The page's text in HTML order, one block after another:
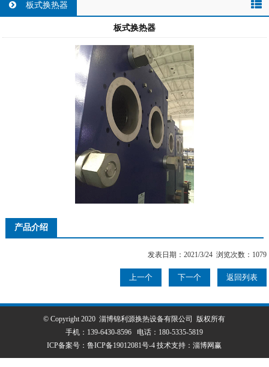
板式换热器
板式换热器
产品介绍
发表日期：2021/3/24 浏览次数：1079
上一个 下一个 返回列表
© Copyright 2020 淄博锦利源换热设备有限公司 版权所有
手机： 139-6430-8596 电话： 180-5335-5819
ICP备案号：鲁ICP备19012081号-4 技术支持：淄博网赢